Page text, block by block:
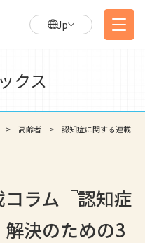
Jp
クス
高齢者 認知症に関する連載コ
ラム『認知症
決のための3